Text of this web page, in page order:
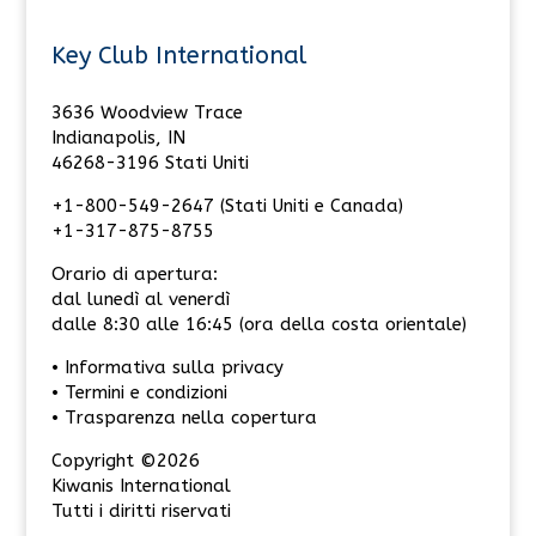
Key Club International
3636 Woodview Trace
Indianapolis, IN
46268-3196 Stati Uniti
+1-800-549-2647 (Stati Uniti e Canada)
+1-317-875-8755
Orario di apertura:
dal lunedì al venerdì
dalle 8:30 alle 16:45 (ora della costa orientale)
• Informativa sulla privacy
• Termini e condizioni
• Trasparenza nella copertura
Copyright ©2026
Kiwanis International
Tutti i diritti riservati